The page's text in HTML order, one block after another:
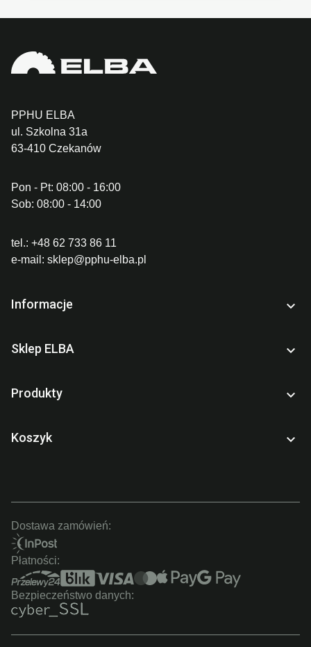
PPHU ELBA
ul. Szkolna 31a
63-410 Czekanów
Pon - Pt: 08:00 - 16:00
Sob: 08:00 - 14:00
tel.: +48 62 733 86 11
e-mail: sklep@pphu-elba.pl
Informacje 
Sklep ELBA 
Produkty 
Koszyk 
Dostawa zamówień:
Płatności:
Bezpieczeństwo danych: